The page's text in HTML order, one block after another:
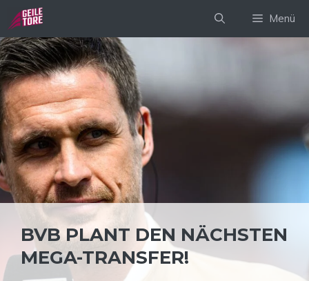
Zum
Inhalt
springen
Menü
BVB PLANT DEN NÄCHSTEN
MEGA-TRANSFER!